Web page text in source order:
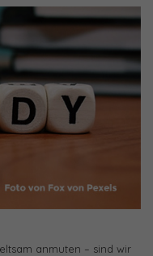
anmuten – sind wir